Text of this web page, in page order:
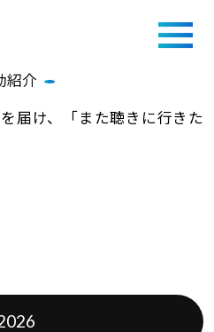
紹介
届け、「また聴きに行きた